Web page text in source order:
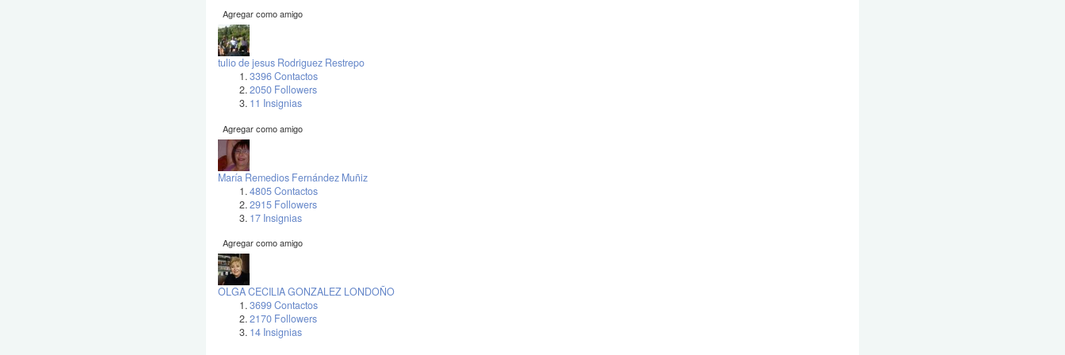
Agregar como amigo
tulio de jesus Rodriguez Restrepo
3396 Contactos
2050 Followers
11 Insignias
Agregar como amigo
María Remedios Fernández Muñiz
4805 Contactos
2915 Followers
17 Insignias
Agregar como amigo
OLGA CECILIA GONZALEZ LONDOÑO
3699 Contactos
2170 Followers
14 Insignias